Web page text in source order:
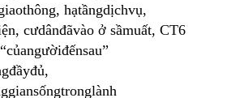
thông, hạtầngdịchvụ,
, cưdânđãvàoở sầmuất, CT6
“củangườiđếnsau”
đầyđủ,
giansốngtronglành